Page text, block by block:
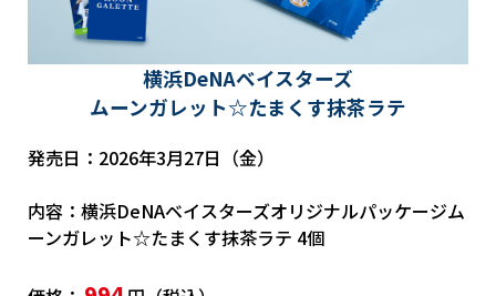
横浜DeNAベイスターズ
ムーンガレット☆たまくす抹茶ラテ
発売日：2026年3月27日（金）
内容：横浜DeNAベイスターズオリジナルパッケージム
ーンガレット☆たまくす抹茶ラテ 4個